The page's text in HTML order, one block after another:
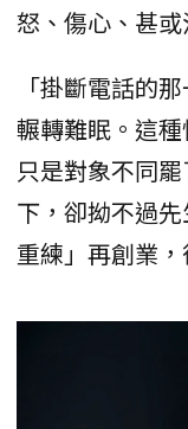
怒、傷心、甚
「掛斷電話的
輾轉難眠。這
只是對象不同
下，卻拗不過
重練」再創業